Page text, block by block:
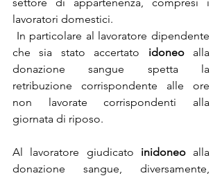
lavoratori domestici.
In particolare al lavoratore dipendente
che sia stato accertato idoneo alla
donazione sangue spetta la
retribuzione corrispondente alle ore
non lavorate corrispondenti alla
giornata di riposo.
Al lavoratore giudicato inidoneo alla
donazione sangue, diversamente,